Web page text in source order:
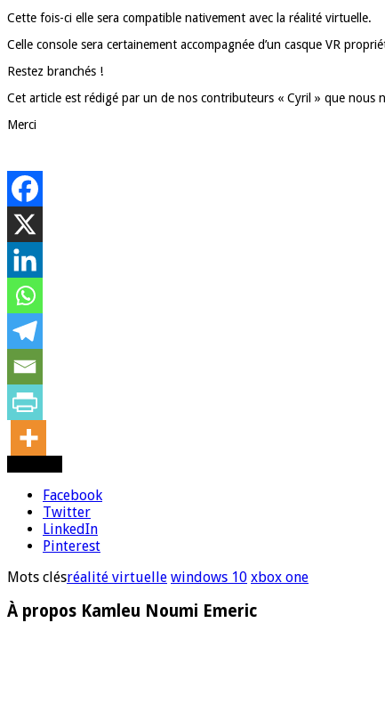
Cette fois-ci elle sera compatible nativement avec la réalité virtuelle.
Celle console sera certainement accompagnée d’un casque VR
Restez branchés !
Cet article est rédigé par un de nos contributeurs « Cyril » que nous
Merci
Facebook
Twitter
LinkedIn
Pinterest
Mots clésréalité virtuelle windows 10 xbox one
À propos Kamleu Noumi Emeric